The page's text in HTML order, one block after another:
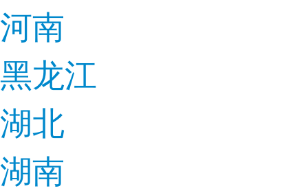
河南
黑龙江
湖北
湖南